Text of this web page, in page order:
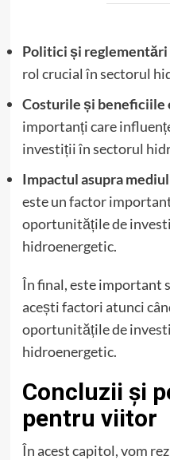
Politici și
rol crucial în sectorul
Costurile și beneficiile
importanți care
investiții în sectorul
Impactul asupra
este un factor
oportunitățile de
hidroenergetic.
În final, este important
acești factori atunci
oportunitățile de
hidroenergetic.
Concluzii și
pentru viitor
În acest capitol, vom